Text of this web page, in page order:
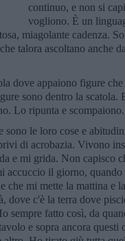
continuo, e non si
vogliono. È un
miagolante cadenza.
talora ascoltano anche
dove appaiono figure
sono dentro la scatola.
Lo ripunta e scompaiono.
sono le loro cose e
di acrobazia. Vivono
e mi grida. Non capisco
accuccio il giorno,
che mi mette la mattina e
c'è la terra dove
sempre fatto così, da
e sopra ancora